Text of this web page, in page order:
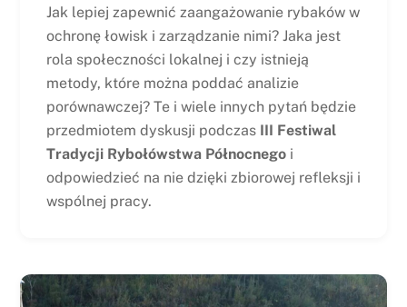
Jak lepiej zapewnić zaangażowanie rybaków w
ochronę łowisk i zarządzanie nimi? Jaka jest
rola społeczności lokalnej i czy istnieją
metody, które można poddać analizie
porównawczej? Te i wiele innych pytań będzie
przedmiotem dyskusji podczas III Festiwal
Tradycji Rybołówstwa Północnegoi
odpowiedzieć na nie dzięki zbiorowej refleksji i
wspólnej pracy.